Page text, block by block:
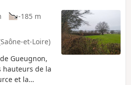
-185 m
et-Loire)
Gueugnon,
hauteurs de la
et la